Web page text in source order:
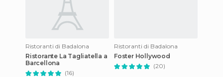
Ristoranti di Badalona
Ristorante La Tagliatella a
Barcellona
(16)
Ristoranti di Badalona
Foster Hollywood
(20)